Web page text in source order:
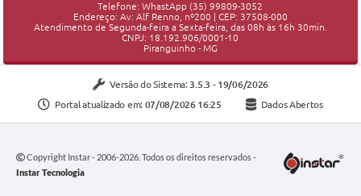
Telefone: WhastApp (35) 99809-3052
Endereço: Av: Alf Renno, nº200 | CEP: 37508-000
Atendimento de Segunda-feira a Sexta-feira, das 08h às 16h 30min.
CNPJ: 18.192.906/0001-10
Piranguinho - MG
Versão do Sistema: 3.5.3 - 19/06/2026
Portal atualizado em: 07/08/2026 16:25 Dados Abertos
Copyright Instar - 2006-2026. Todos os direitos reservados -
Instar Tecnologia